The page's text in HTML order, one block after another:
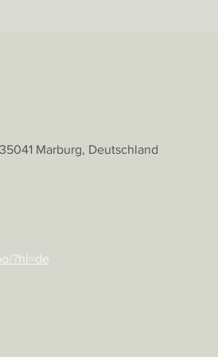
Marburg, Deutschland
?hl=de